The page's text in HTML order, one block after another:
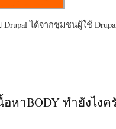
ได้จากชุมชนผู้ใช้
าBODY ทำยังไงค